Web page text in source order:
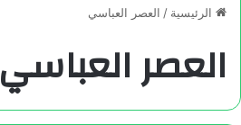
الرئيسية / العصر العباسي
العصر العباسي